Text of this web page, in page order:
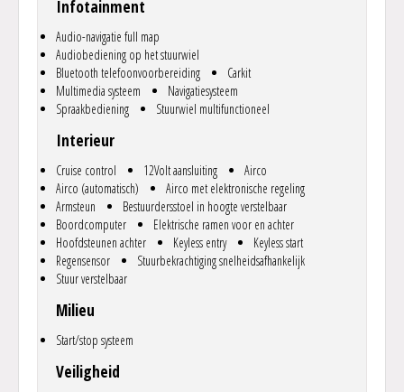
graag verder! U bent altijd welkom zonder afspraak maar met
een afspraak houden we gedurende de reistijd de auto voor u vast.
Onze Privacy verklaring vindt u op www.autozenter.nl, alle van
toepassing zijnde algemene en garantievoorwaarden kunt u via
https://www.bovag.nl/garantie bekijken, uiteraard willen we deze
ook graag naar u opsturen.
Infotainment
Audio-navigatie full map
Audiobediening op het stuurwiel
Bluetooth telefoonvoorbereiding
Carkit
Multimedia systeem
Navigatiesysteem
Spraakbediening
Stuurwiel multifunctioneel
Interieur
Cruise control 12Volt aansluiting
Airco
Airco (automatisch)
Airco met elektronische regeling
Armsteun
Bestuurdersstoel in hoogte verstelbaar
Boordcomputer
Elektrische ramen voor en achter
Hoofdsteunen achter
Keyless entry
Keyless start
Regensensor
Stuurbekrachtiging snelheidsafhankelijk
Stuur verstelbaar
Milieu
Start/stop systeem
Veiligheid